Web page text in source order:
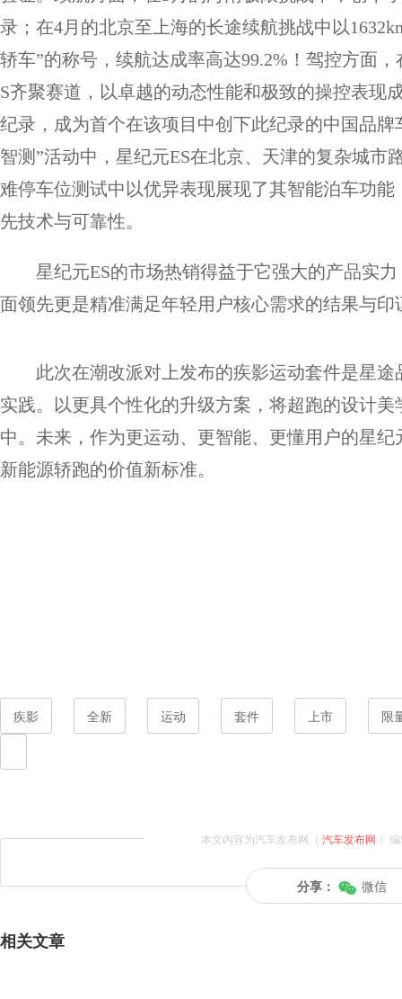
录；在4月的北京至上海的长途续航挑战中以
轿车”的称号，续航达成率高达99.2%！驾控方面
S齐聚赛道，以卓越的动态性能和极致的操控表现
纪录，成为首个在该项目中创下此纪录的中国品
智测”活动中，星纪元ES在北京、天津的复杂城市
难停车位测试中以优异表现展现了其智能泊车功
先技术与可靠性。
星纪元ES的市场热销得益于它强大的产品实
面领先更是精准满足年轻用户核心需求的结果与印
此次在潮改派对上发布的疾影运动套件是星
实践。以更具个性化的升级方案，将超跑的设计
中。未来，作为更运动、更智能、更懂用户的星
新能源轿跑的价值新标准。
疾影 全新 运动 套件 上市 限
本文内容为汽车发布网（ 汽车发布网 ）
分享： 微信
相关文章